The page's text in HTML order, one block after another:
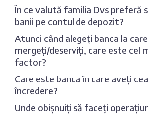
În ce valută familia Dvs preferă
banii pe contul de depozit?
Atunci când alegeți banca la
mergeți/deserviți, care este cel
factor?
Care este banca în care aveți
încredere?
Unde obișnuiți să faceți